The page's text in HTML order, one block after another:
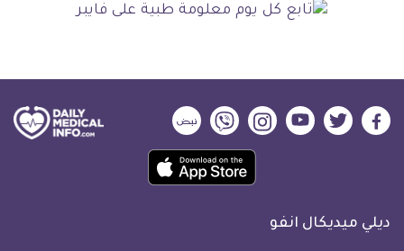
ديلي
فيسبوك
ديلي
تويتر
ديلي
ميديكال
يوتيوب
ديلي
ميديكال
انفو
ديلي
ميديكال
انفو
ديلي
ميديكال
انفو
حمل
تطبيق
ديلي ميديكال انفو